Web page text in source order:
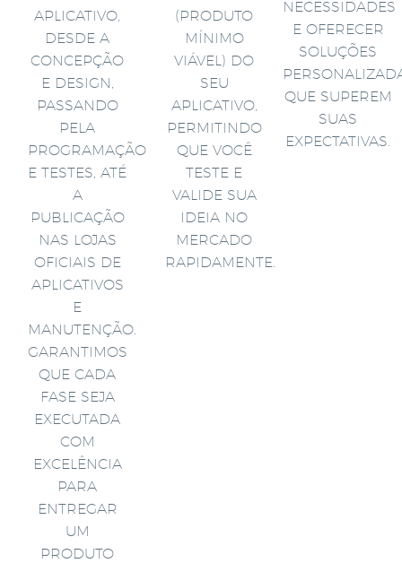
APLICATIVO,
DESDE A
CONCEPÇÃO
E DESIGN,
PASSANDO
PELA
PROGRAMAÇÃO
E TESTES, ATÉ
A
PUBLICAÇÃO
NAS LOJAS
OFICIAIS DE
APLICATIVOS
E
MANUTENÇÃO.
GARANTIMOS
QUE CADA
FASE SEJA
EXECUTADA
COM
EXCELÊNCIA
PARA
ENTREGAR
UM
PRODUTO
(PRODUTO
MÍNIMO
VIÁVEL) DO
SEU
APLICATIVO,
PERMITINDO
QUE VOCÊ
TESTE E
VALIDE SUA
IDEIA NO
MERCADO
RAPIDAMENTE.
NECESSIDADES
E OFERECER
SOLUÇÕES
QUE SUPEREM
SUAS
EXPECTATIVAS.